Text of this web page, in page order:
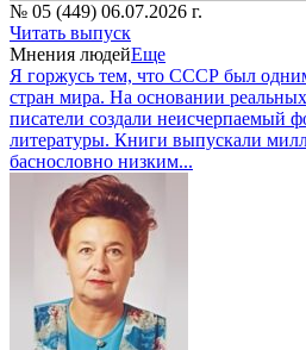
№ 05 (449) 06.07.2026 г.
Читать выпуск
Мнения людейЕще
Я горжусь тем, что СССР был
стран мира. На основании
писатели создали неисчерпаемый
литературы. Книги выпускали
баснословно низким...